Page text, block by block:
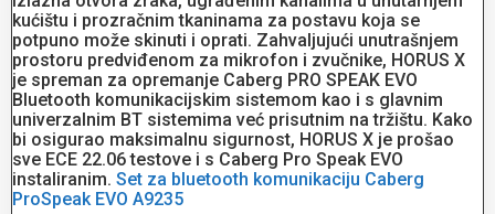
kućištu i prozračnim tkaninama za postavu koja se
potpuno može skinuti i oprati. Zahvaljujući unutrašnjem
prostoru predviđenom za mikrofon i zvučnike, HORUS X
je spreman za opremanje Caberg PRO SPEAK EVO
Bluetooth komunikacijskim sistemom kao i s glavnim
univerzalnim BT sistemima već prisutnim na tržištu. Kako
bi osigurao maksimalnu sigurnost, HORUS X je prošao
sve ECE 22.06 testove i s Caberg Pro Speak EVO
instaliranim. Set za bluetooth komunikaciju Caberg
ProSpeak EVO A9235